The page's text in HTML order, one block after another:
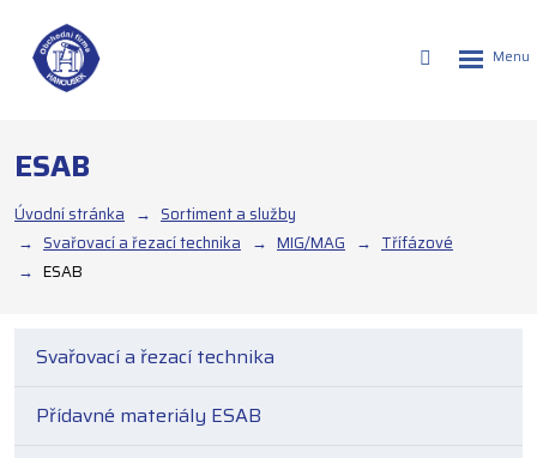
ESAB
Úvodní stránka
Sortiment a služby
Svařovací a řezací technika
MIG/MAG
Třífázové
ESAB
Svařovací a řezací technika
Přídavné materiály ESAB